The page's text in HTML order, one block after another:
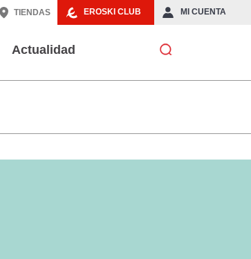
EROSKI CLUB MI CUENTA
TIENDAS
Actualidad